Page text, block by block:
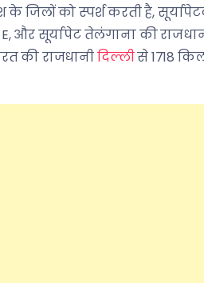
जिलों को स्पर्श करती है,
और सूर्यापेट तेलंगाना की
की राजधानीदिल्लीसे 1718